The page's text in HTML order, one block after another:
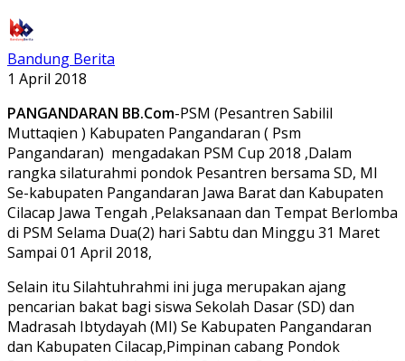
Bandung Berita
1 April 2018
PANGANDARAN BB.Com-PSM (Pesantren Sabilil
Muttaqien ) Kabupaten Pangandaran ( Psm
Pangandaran) mengadakan PSM Cup 2018 ,Dalam
rangka silaturahmi pondok Pesantren bersama SD, MI
Se-kabupaten Pangandaran Jawa Barat dan Kabupaten
Cilacap Jawa Tengah ,Pelaksanaan dan Tempat Berlomba
di PSM Selama Dua(2) hari Sabtu dan Minggu 31 Maret
Sampai 01 April 2018,
Selain itu Silahtuhrahmi ini juga merupakan ajang
pencarian bakat bagi siswa Sekolah Dasar (SD) dan
Madrasah Ibtydayah (MI) Se Kabupaten Pangandaran
dan Kabupaten Cilacap,Pimpinan cabang Pondok